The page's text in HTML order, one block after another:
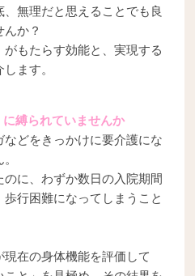
無理だと思えることでも良
か？
もたらす効能と、実現する
ます。
縛られていませんか
どをきっかけに要介護にな
に、わずか数日の入院期間
行困難になってしまうこと
在の身体機能を評価して